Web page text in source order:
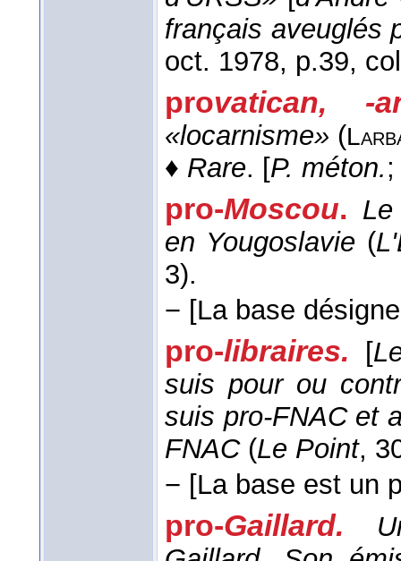
français aveuglés
oct. 1978, p.39,
provatican, -
«locarnisme» (
♦ Rare. [P. méton.
pro-Moscou.
en Yougoslavie (
3).
− [La base
pro-libraires. [
suis pour ou
suis pro-FNAC et
FNAC(Le Point,
− [La base est un
pro-Gaillard.